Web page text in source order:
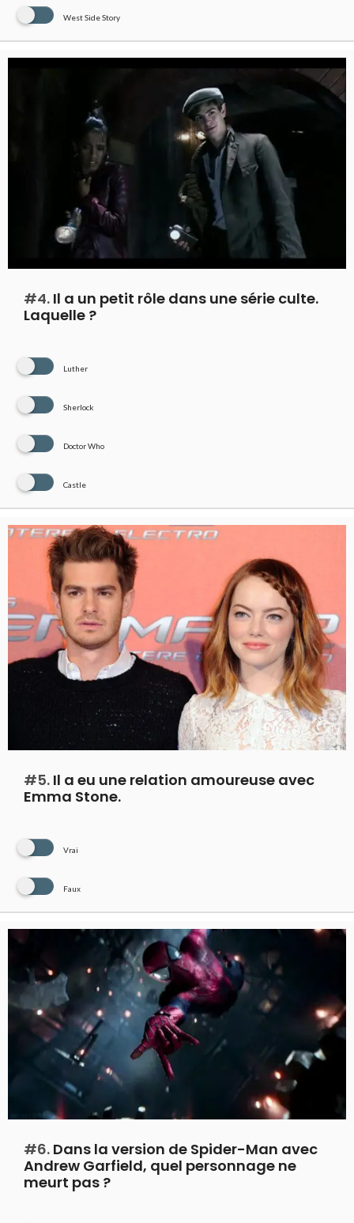
West Side Story
#4. Il a un petit rôle dans une série culte.
Laquelle ?
Luther
Sherlock
Doctor Who
Castle
#5. Il a eu une relation amoureuse avec
Emma Stone.
Vrai
Faux
#6. Dans la version de Spider-Man avec
Andrew Garfield, quel personnage ne
meurt pas ?